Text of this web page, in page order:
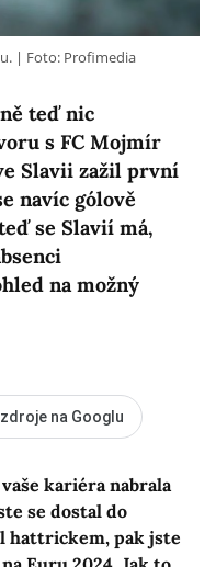
teď nic
s FC Mojmír
Slavii zažil první
navíc gólově
se Slavií má,
na možný
Foto: Profimedia
na Googlu
kariéra nabrala
se dostal do
hattrickem, pak jste